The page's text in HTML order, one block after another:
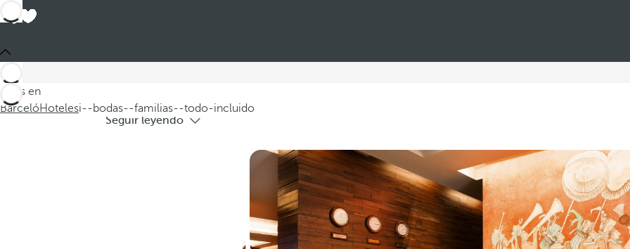
Estás en
BarcelóHotelesi--bodas--familias--todo-incluido
Hoteles para bodas y familias
Seguir leyendo